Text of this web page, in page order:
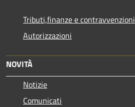
Tributi,finanze e contravvenzioni
Autorizzazioni
NOVITÀ
Notizie
Comunicati